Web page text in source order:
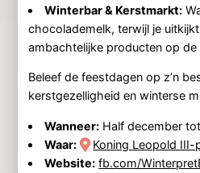
Winterbar & Kerstmarkt:
chocolademelk, terwijl je
ambachtelijke producten op
Beleef de feestdagen op z’n
kerstgezelligheid en winterse
Wanneer: Half december
Waar:
Koning Leopold III-
Website: fb.com/